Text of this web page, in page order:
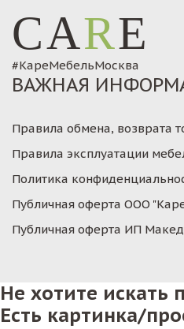
CARE
#КареМебельМосква
ВАЖНАЯ
Правила обмена, возврата
Правила эксплуатации
Политика
Публичная оферта ООО
Публичная оферта ИП
Не хотите искать
Есть картинка/